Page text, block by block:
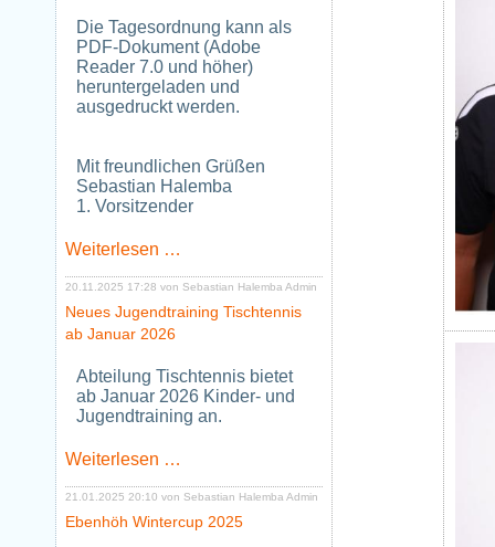
Die Tagesordnung kann als
PDF-Dokument (Adobe
Reader 7.0 und höher)
heruntergeladen und
ausgedruckt werden.
Mit freundlichen Grüßen
Sebastian Halemba
1. Vorsitzender
Weiterlesen …
Mitgliederversammlung
2025
20.11.2025 17:28 von Sebastian Halemba Admin
Neues Jugendtraining Tischtennis
ab Januar 2026
Abteilung Tischtennis bietet
ab Januar 2026 Kinder- und
Jugendtraining an.
Weiterlesen …
Tischtennis
ab
21.01.2025 20:10 von Sebastian Halemba Admin
Ebenhöh Wintercup 2025